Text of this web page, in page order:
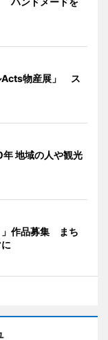
Acts物産展」 ス
地域の人や観光
」作品募集 まち